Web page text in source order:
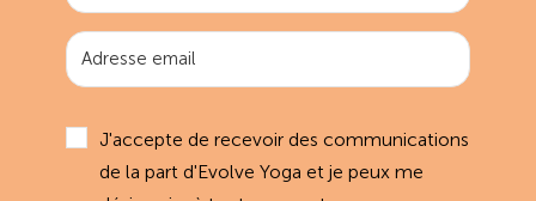
J'accepte de recevoir des communications
de la part d'Evolve Yoga et je peux me